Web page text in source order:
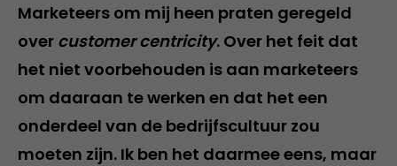
Marketeers om mij heen praten geregeld
over customer centricity. Over het feit dat
het niet voorbehouden is aan marketeers
om daaraan te werken en dat het een
onderdeel van de bedrijfscultuur zou
moeten zijn. Ik ben het daarmee eens, maar